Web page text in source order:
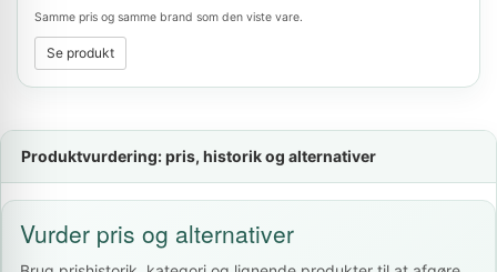
Samme pris og samme brand som den viste vare.
Se produkt
Produktvurdering: pris, historik og alternativer
Vurder pris og alternativer